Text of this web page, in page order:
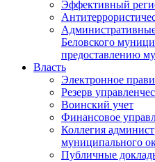
Эффективный
Беловского
предоставлению
Власть
Электронное
Резерв
Воинский учет
Финансовое
Коллегия
муниципального
Публичные